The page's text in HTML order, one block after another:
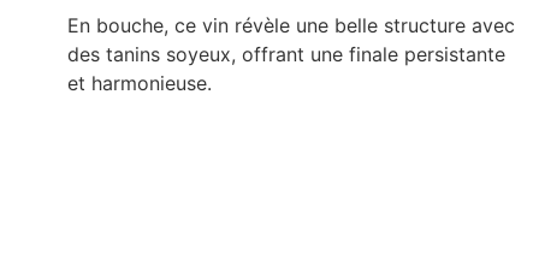
En bouche, ce vin révèle une belle structure avec
des tanins soyeux, offrant une finale persistante
et harmonieuse.